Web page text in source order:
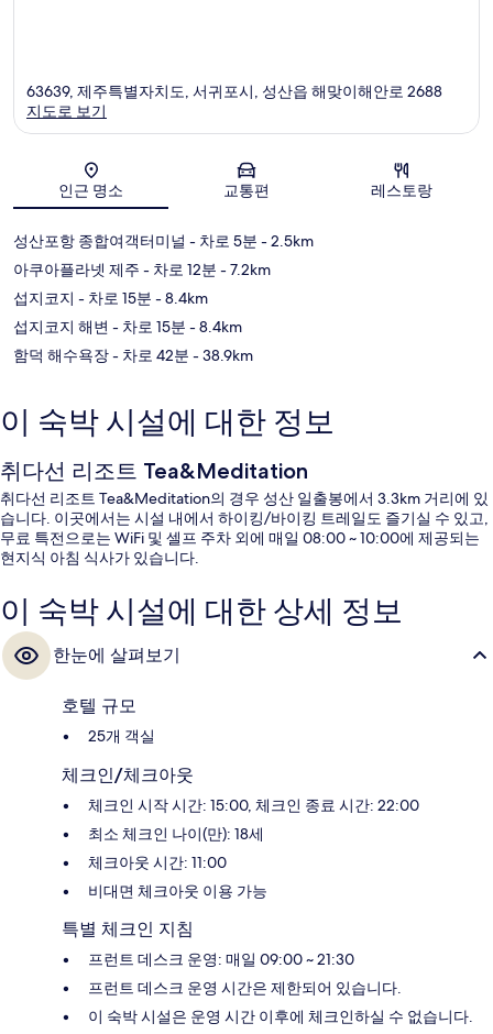
지도
63639, 제주특별자치도, 서귀포시, 성산읍 해맞이해안로 2688
지도로 보기
인근 명소 교통편 레스토랑
성산포항 종합여객터미널 - 차로 5분 - 2.5km
아쿠아플라넷 제주 - 차로 12분 - 7.2km
섭지코지 - 차로 15분 - 8.4km
섭지코지 해변 - 차로 15분 - 8.4km
함덕 해수욕장- 차로 42분 - 38.9km
이 숙박 시설에 대한 정보
취다선 리조트 Tea&Meditation
취다선 리조트 Tea&Meditation의 경우 성산 일출봉에서 3.3km 거리에 있
습니다. 이곳에서는 시설 내에서 하이킹/바이킹 트레일도 즐기실 수 있고,
무료 특전으로는 WiFi 및 셀프 주차 외에 매일 08:00 ~ 10:00에 제공되는
현지식 아침 식사가 있습니다.
이 숙박 시설에 대한 상세 정보
한눈에 살펴보기
호텔 규모
25개 객실
체크인/체크아웃
체크인 시작 시간: 15:00, 체크인 종료 시간: 22:00
최소 체크인 나이(만): 18세
체크아웃 시간: 11:00
비대면 체크아웃 이용 가능
특별 체크인 지침
프런트 데스크 운영: 매일 09:00 ~ 21:30
프런트 데스크 운영 시간은 제한되어 있습니다.
이 숙박 시설은 운영 시간 이후에 체크인하실 수 없습니다.